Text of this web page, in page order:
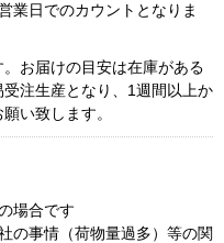
業日でのカウントとなりま
お届けの目安は在庫がある
注生産となり、1週間以上か
い致します。
場合です
の事情（荷物量過多）等の関